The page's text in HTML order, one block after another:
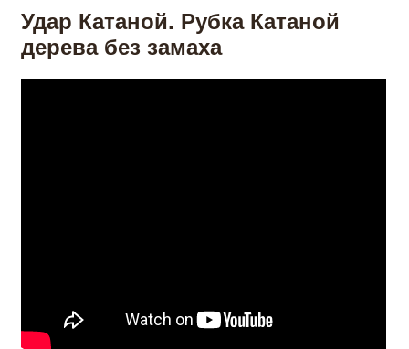
Удар Катаной. Рубка Катаной
дерева без замаха